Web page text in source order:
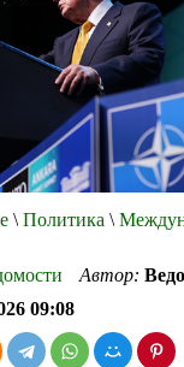
\Политика \
Автор:
09:08